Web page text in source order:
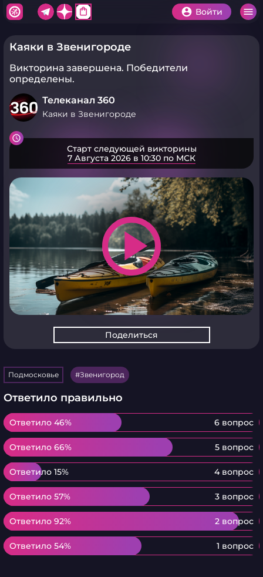
shopping_bag Войти
Каяки в Звенигороде
Викторина завершена. Победители
определены.
Телеканал 360
Каяки в Звенигороде
Старт следующей викторины
7 Августа 2026 в 10:30 по МСК
play_arrow
Поделиться
Подмосковье Звенигород
Ответило правильно
Ответило 46% 6 вопрос
Ответило 46%
Ответило 66% 5 вопрос
Ответило 66%
Ответило 15% 4 вопрос
Ответило 15%
Ответило 57% 3 вопрос
Ответило 57%
Ответило 92% 2 вопрос
Ответило 92%
Ответило 54% 1 вопрос
Ответило 54%